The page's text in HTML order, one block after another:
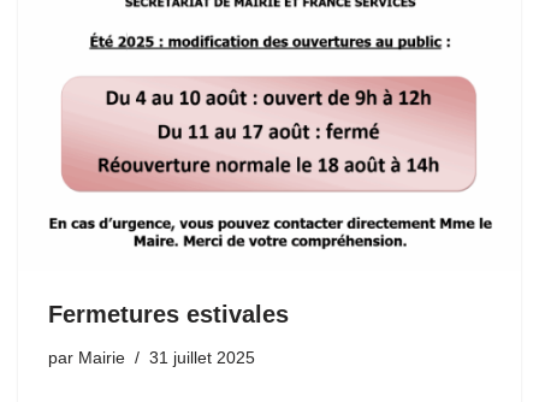
Fermetures estivales
par Mairie 31 juillet 2025